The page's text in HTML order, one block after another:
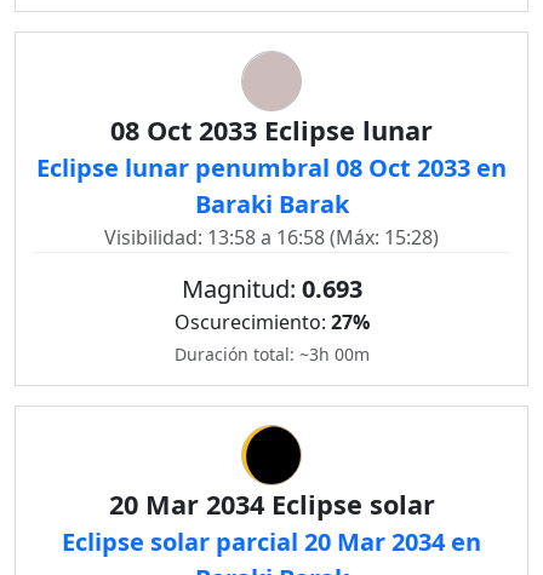
08 Oct 2033 Eclipse lunar
Eclipse lunar penumbral 08 Oct 2033 en
Baraki Barak
Visibilidad: 13:58 a 16:58 (Máx: 15:28)
Magnitud: 0.693
Oscurecimiento: 27%
Duración total: ~3h 00m
20 Mar 2034 Eclipse solar
Eclipse solar parcial 20 Mar 2034 en